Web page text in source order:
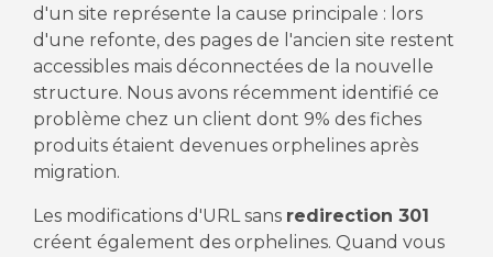
d'un site représente la cause principale : lors
d'une refonte, des pages de l'ancien site restent
accessibles mais déconnectées de la nouvelle
structure. Nous avons récemment identifié ce
problème chez un client dont 9% des fiches
produits étaient devenues orphelines après
migration.
Les modifications d'URL sans redirection 301
créent également des orphelines. Quand vous